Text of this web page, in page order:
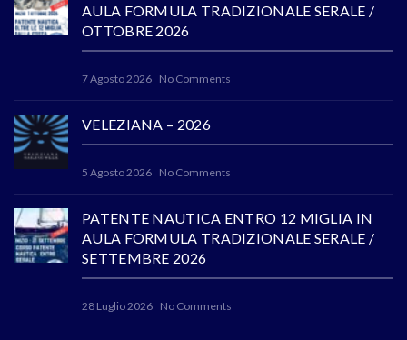
AULA FORMULA TRADIZIONALE SERALE /
OTTOBRE 2026
7 Agosto 2026 No Comments
VELEZIANA – 2026
5 Agosto 2026 No Comments
PATENTE NAUTICA ENTRO 12 MIGLIA IN
AULA FORMULA TRADIZIONALE SERALE /
SETTEMBRE 2026
28 Luglio 2026 No Comments